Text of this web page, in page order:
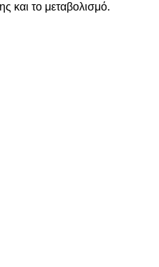
και το μεταβολισμό.